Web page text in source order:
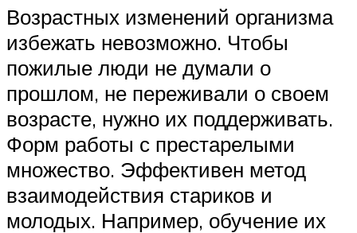
Возрастных изменений организма
избежать невозможно. Чтобы
пожилые люди не думали о
прошлом, не переживали о своем
возрасте, нужно их поддерживать.
Форм работы с престарелыми
множество. Эффективен метод
взаимодействия стариков и
молодых. Например, обучение их